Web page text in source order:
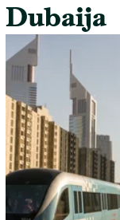
Dubaija